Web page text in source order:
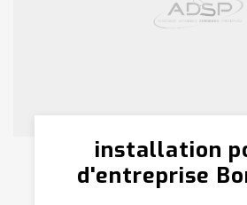
installation
d'entreprise